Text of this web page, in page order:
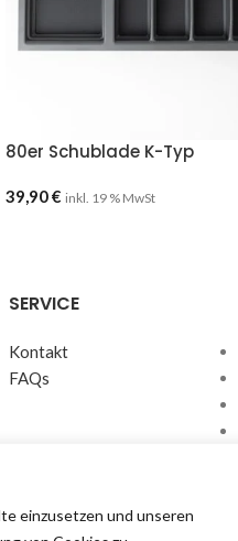
einzusetzen und unseren
80er Schublade K-Typ
39,90€ inkl. 19 % MwSt
SERVICE
Kontakt
FAQs